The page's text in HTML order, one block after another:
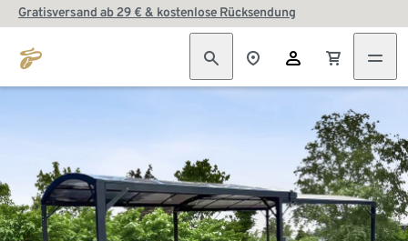
Gratisversand ab 29 € & kostenlose Rücksendung